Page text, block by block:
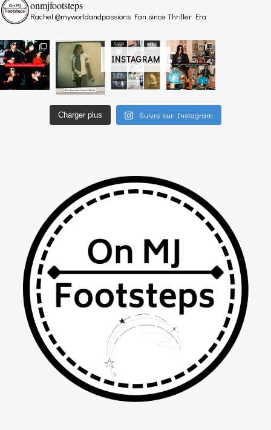
INSTAGRAM
onmjfootsteps
Rachel @myworldandpassions Fan since Thriller Era
Charger plus Suivre sur Instagram